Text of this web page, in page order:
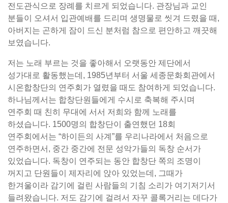
전도관식으로 장례를 치르게 되었습니다. 관장님과 교인
분들이 오셔서 입관예배를 드리며 생명물로 씻겨 드렸을 때,
아버지는 곤하게 잠이 드신 분처럼 참으로 편안하고 깨끗해
보였습니다.
저는 노래 부르는 것을 좋아해서 오랫동안 제단에서
성가대로 활동했는데, 1985년부터 서울 세종문화회관에서
시온합창단의 연주회가 열렸을 때도 참여하게 되었습니다.
하나님께서는 합창단원들에게 수시로 축복해 주시며
연주회 때 친히 무대에 서서 저희와 함께 노래를
하셨습니다. 1500명의 합창단이 출연했던 18회
연주회에서는 “하이든의 사계”를 우리나라에서 처음으로
연주하면서, 중간 중간에 전문 성악가들의 독창 순서가
있었습니다. 독창이 연주되는 동안 합창단 쪽의 조명이
꺼지고 단원들이 제자리에 앉아 있었는데, 그때가
한겨울이라 감기에 걸린 사람들의 기침 소리가 여기저기서
들려왔습니다. 저도 감기에 걸려서 자꾸 콜록거리는 데다가